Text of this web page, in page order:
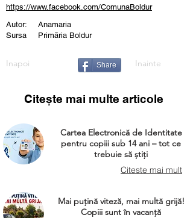
https://www.facebook.com/ComunaBoldur
Autor:
Sursa
Anamaria
Primăria Boldur
Inapoi Share Inainte
Citește mai multe articole
Cartea Electronică de Identitate
pentru copiii sub 14 ani – tot ce
trebuie să știți
Citeste mai mult
Mai puțină viteză, mai multă grijă!
Copiii sunt în vacanță